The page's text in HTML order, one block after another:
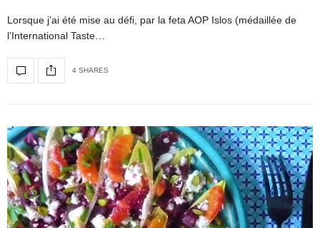
Lorsque j’ai été mise au défi, par la feta AOP Islos (médaillée de
l’International Taste…
4 SHARES